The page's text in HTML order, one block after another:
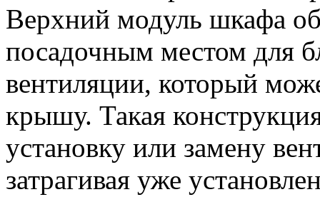
Верхний модуль шкафа
посадочным местом для
вентиляции, который
крышу. Такая
установку или замену
затрагивая уже